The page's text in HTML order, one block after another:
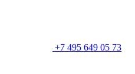
+7 495 649 05 73